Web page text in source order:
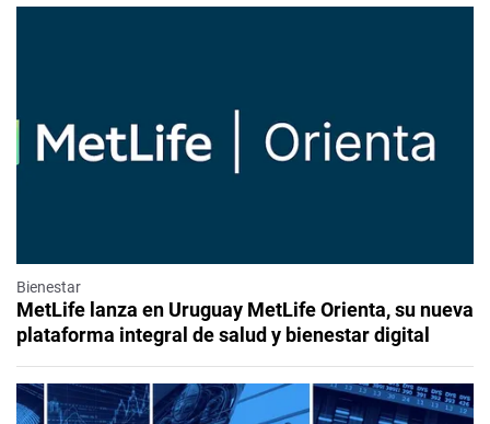
Bienestar
MetLife lanza en Uruguay MetLife Orienta, su nueva
plataforma integral de salud y bienestar digital